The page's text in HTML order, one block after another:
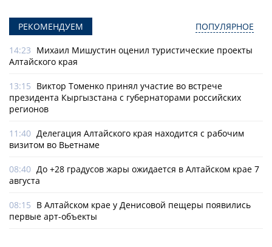
РЕКОМЕНДУЕМ ПОПУЛЯРНОЕ
14:23 Михаил Мишустин оценил туристические проекты
Алтайского края
13:15 Виктор Томенко принял участие во встрече
президента Кыргызстана с губернаторами российских
регионов
11:40 Делегация Алтайского края находится с рабочим
визитом во Вьетнаме
08:40 До +28 градусов жары ожидается в Алтайском крае 7
августа
08:15 В Алтайском крае у Денисовой пещеры появились
первые арт-объекты